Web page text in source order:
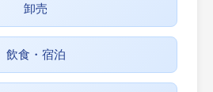
卸売
飲食・宿泊